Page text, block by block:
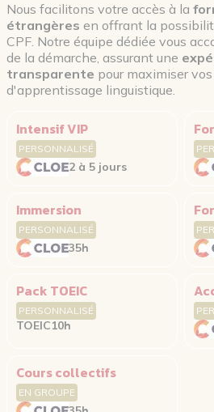
Nous facilitons votre accès à la
étrangères en offrant la
CPF. Notre équipe dédiée vous
de la démarche, assurant une
transparente pour maximiser
d'apprentissage linguistique.
Intensif VIP
PERSONNALISÉ
2 à 5 jours
Immersion
PERSONNALISÉ
35h
Pack TOEIC
PERSONNALISÉ
TOEIC10h
Cours collectifs
EN GROUPE